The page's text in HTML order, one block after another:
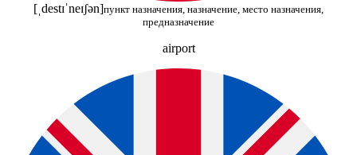
[ˌdestɪˈneɪʃən]пункт назначения, назначение, место назначения,
предназначение
airport